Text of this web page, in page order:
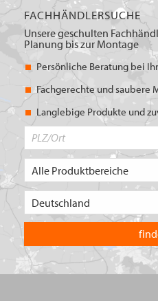
FACHHÄNDLERSUCHE
Unsere geschulten
Planung bis zur Montage
Persönliche Beratung bei
Fachgerechte und saubere
Langlebige Produkte und
Sie